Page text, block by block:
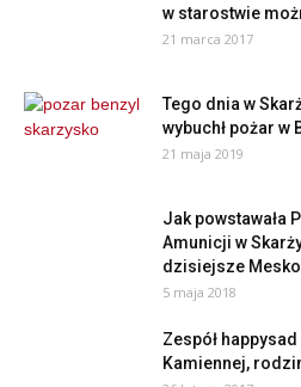
w starostwie
21 marca 2017
Tego dnia w
wybuchł pożar w
21 maja 2019
Jak powstawała
Amunicji w
dzisiejsze Mesko
5 maja 2018
Zespół
Kamiennej,